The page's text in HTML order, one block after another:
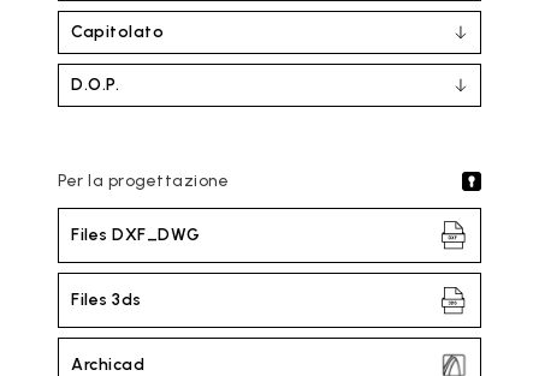
Capitolato
D.O.P.
Per la progettazione
Files DXF_DWG
Files 3ds
Archicad